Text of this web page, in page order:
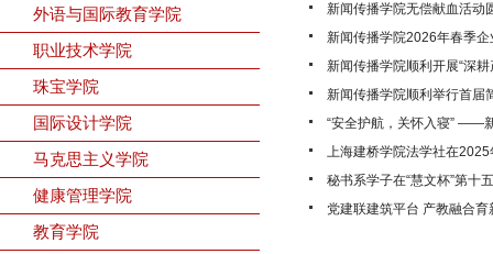
外语与国际教育学院
职业技术学院
珠宝学院
国际设计学院
马克思主义学院
健康管理学院
教育学院
新闻传播学院无偿献血活动
新闻传播学院2026年春季
新闻传播学院顺利开展“深
新闻传播学院顺利举行首届
“安全护航，关怀入寝” ——
上海建桥学院法学社在
秘书系学子在“慧文杯”第十
党建联建筑平台 产教融合